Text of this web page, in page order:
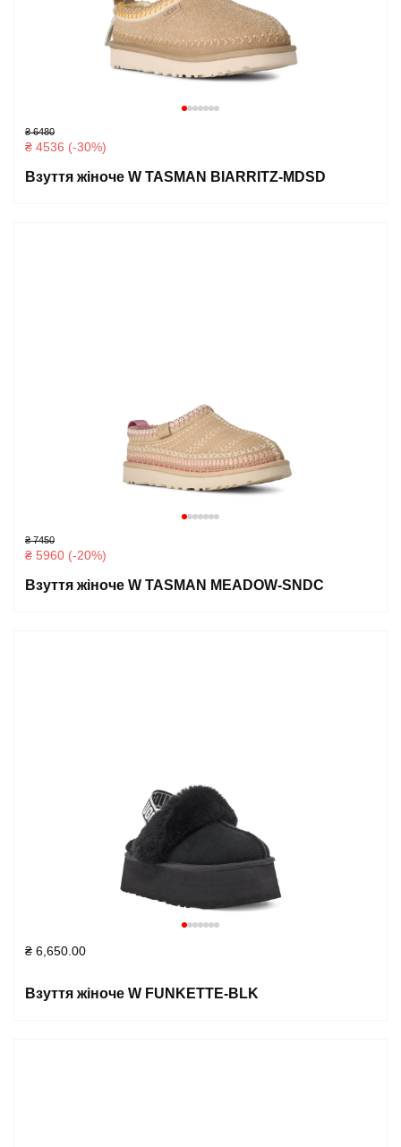
₴ 6480
₴ 4536 (-30%)
Взуття жіноче W TASMAN BIARRITZ-MDSD
₴ 7450
₴ 5960 (-20%)
Взуття жіноче W TASMAN MEADOW-SNDC
₴ 6,650.00
Взуття жіноче W FUNKETTE-BLK